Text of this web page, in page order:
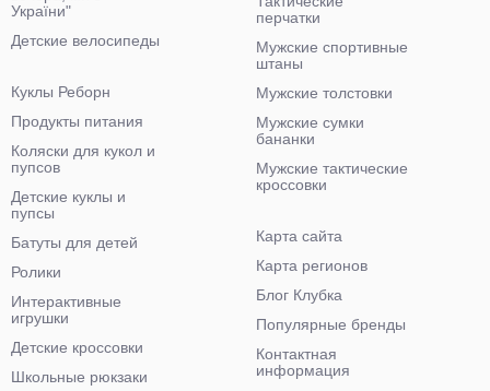
України"
Детские велосипеды
перчатки
Мужские спортивные
штаны
Мужские толстовки
Мужские сумки
бананки
Мужские тактические
кроссовки
Куклы Реборн
Продукты питания
Коляски для кукол и
пупсов
Детские куклы и
пупсы
Батуты для детей
Ролики
Интерактивные
игрушки
Детские кроссовки
Школьные рюкзаки
Карта сайта
Карта регионов
Блог Клубка
Популярные бренды
Контактная
информация